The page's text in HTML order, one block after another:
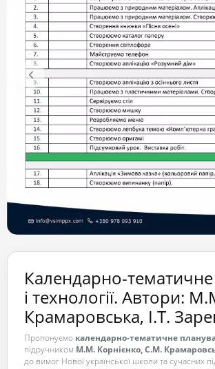
Календарно-
і технології. Автори:
Крамаровська, І.Т.
Пропонуємо календарно-тематичне
підручником М.М. Корнієнко, С.М.
до вимог Нової української школи та сучасних